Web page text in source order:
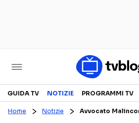
Televisione
GUIDA TV NOTIZIE PROGRAMMI TV
Home Notizie Avvocato